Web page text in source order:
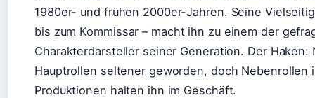
1980er- und frühen 2000er-Jahren. Seine
bis zum Kommissar – macht ihn zu einem der
Charakterdarsteller seiner Generation. Der Haken:
Hauptrollen seltener geworden, doch Nebenrollen
Produktionen halten ihn im Geschäft.